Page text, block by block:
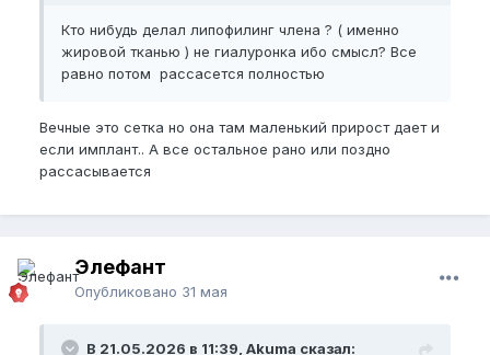
Кто нибудь делал липофилинг члена ? ( именно
жировой тканью ) не гиалуронка ибо смысл? Все
равно потом рассасется полностью
Вечные это сетка но она там маленький прирост дает и
если имплант.. А все остальное рано или поздно
рассасывается
Элефант
Опубликовано 31 мая
В 21.05.2026 в 11:39, Akuma сказал: